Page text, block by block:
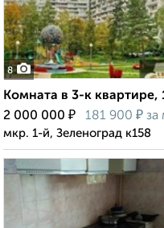
8
Комната в 3-к квартире,
2 000 000 ₽ 181 900 ₽ за
мкр. 1-й, Зеленоград к158